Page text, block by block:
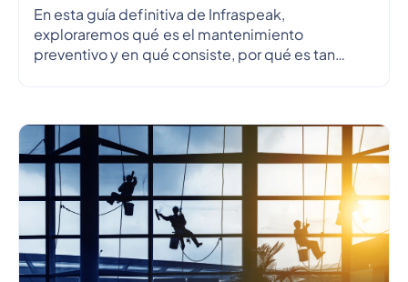
En esta guía definitiva de Infraspeak,
exploraremos qué es el mantenimiento
preventivo y en qué consiste, por qué es tan
cronograma.